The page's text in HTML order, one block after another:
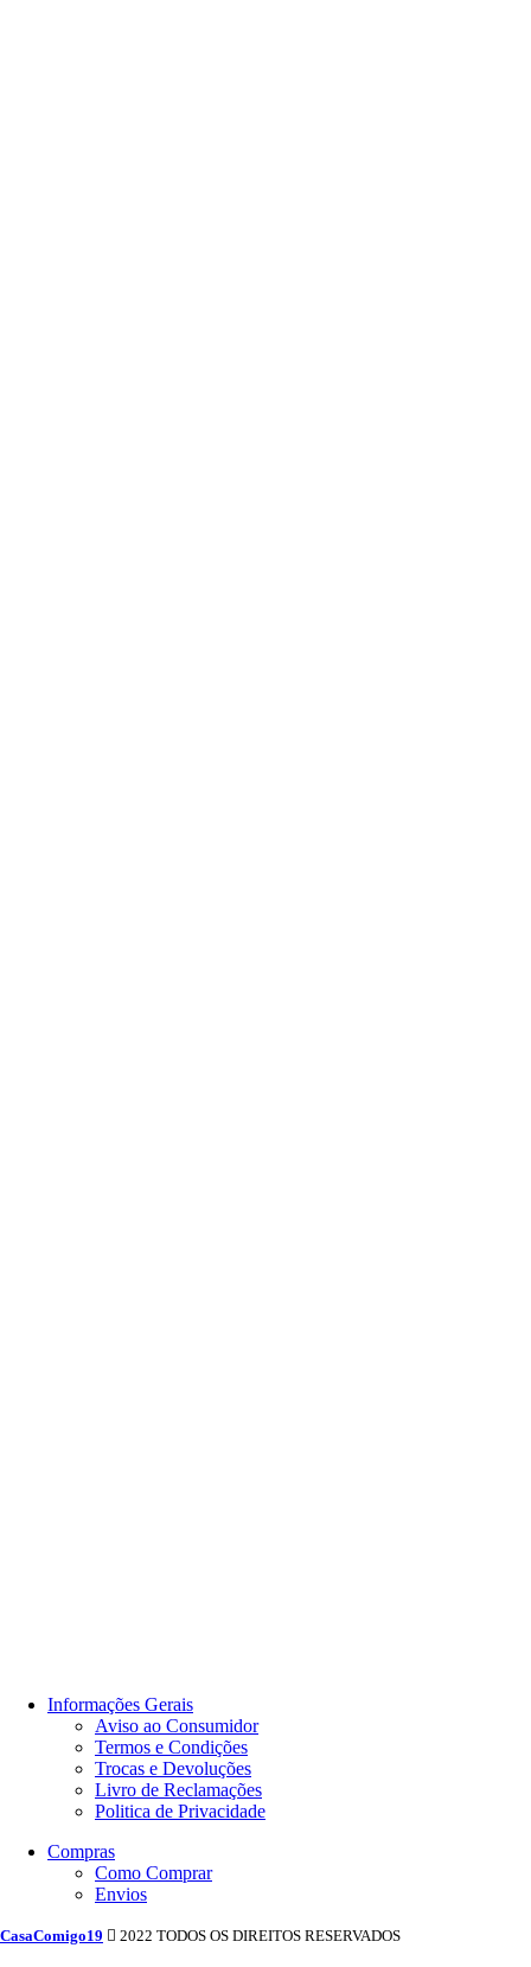
Informações Gerais
Aviso ao Consumidor
Termos e Condições
Trocas e Devoluções
Livro de Reclamações
Politica de Privacidade
Compras
Como Comprar
Envios
CasaComigo19 2022 TODOS OS DIREITOS RESERVADOS